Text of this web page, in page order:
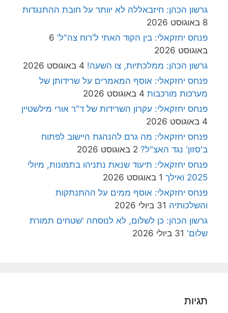
גרשון הכהן: חיזבאללה לא יוותר על חובת ההתנגדות
8 באוגוסט 2026
פנחס יחזקאלי: בין הקוד האתי ל'רוח צה"ל' 6
באוגוסט 2026
גרשון הכהן: ממלכתיות, צו השעה! 4 באוגוסט 2026
פנחס יחזקאלי: אוסף המאמרים על שרידותן של
מערכות מורכבות 4 באוגוסט 2026
פנחס יחזקאלי: עקרון השרידות של ד"ר אורי מילשטיין
4 באוגוסט 2026
פנחס יחזקאלי: מה גרם להנהגת היישוב לפתוח
ב'סזון' נגד האצ"ל? 2 באוגוסט 2026
פנחס יחזקאלי: תיעוד שנאת נתניהו בתמונות, מיולי
2025 ואילך
1 באוגוסט 2026
פנחס יחזקאלי: אוסף ממים על ההתנתקות
והשלכותיה 31 ביולי 2026
גרשון הכהן: כן לשלום, לא לנוסחה 'שטחים תמורת
שלום' 31 ביולי 2026
תגיות